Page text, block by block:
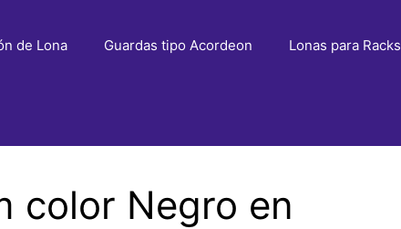
de Lona Guardas tipo Acordeon Lonas para Racks
color Negro en